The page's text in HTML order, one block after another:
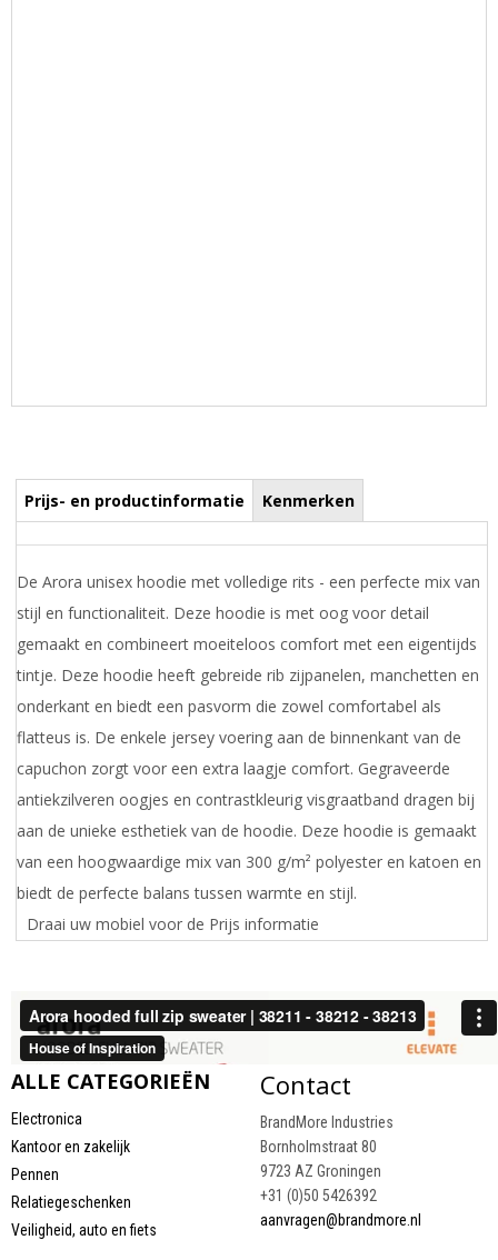
Prijs- en productinformatie Kenmerken
De Arora unisex hoodie met volledige rits - een perfecte mix van
stijl en functionaliteit. Deze hoodie is met oog voor detail
gemaakt en combineert moeiteloos comfort met een eigentijds
tintje. Deze hoodie heeft gebreide rib zijpanelen, manchetten en
onderkant en biedt een pasvorm die zowel comfortabel als
flatteus is. De enkele jersey voering aan de binnenkant van de
capuchon zorgt voor een extra laagje comfort. Gegraveerde
antiekzilveren oogjes en contrastkleurig visgraatband dragen bij
aan de unieke esthetiek van de hoodie. Deze hoodie is gemaakt
van een hoogwaardige mix van 300 g/m² polyester en katoen en
biedt de perfecte balans tussen warmte en stijl.
Draai uw mobiel voor de Prijs informatie
Contact
BrandMore Industries
Bornholmstraat 80
9723 AZ Groningen
+31 (0)50 5426392
aanvragen@brandmore.nl
ALLE CATEGORIEËN
Electronica
Kantoor en zakelijk
Pennen
Relatiegeschenken
Veiligheid, auto en fiets